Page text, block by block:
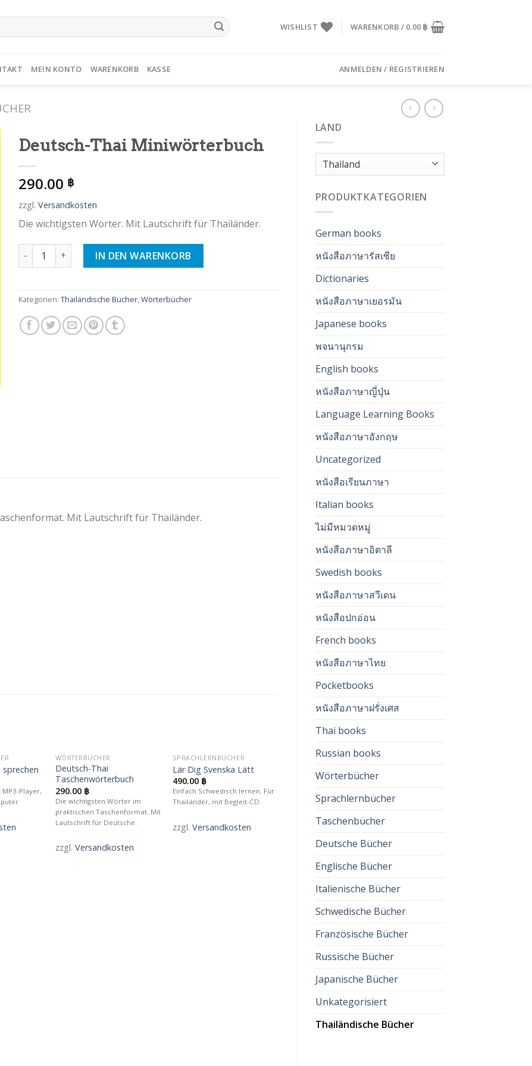
WISHLIST WARENKORB / 0.00 ฿
MEIN KONTO WARENKORB KASSE ANMELDEN / REGISTRIEREN
LAND
PRODUKTKATEGORIEN
German books
หนังสือภาษารัสเซีย
Dictionaries
หนังสือภาษาเยอรมัน
Japanese books
พจนานุกรม
English books
หนังสือภาษาญี่ปุ่น
Language Learning Books
หนังสือภาษาอังกฤษ
Uncategorized
หนังสือเรียนภาษา
Italian books
ไม่มีหมวดหมู่
หนังสือภาษาอิตาลี
Swedish books
หนังสือภาษาสวีเดน
หนังสือปกอ่อน
French books
หนังสือภาษาไทย
Pocketbooks
หนังสือภาษาฝรั่งเศส
Thai books
Russian books
Wörterbücher
Sprachlernbücher
Taschenbücher
Deutsche Bücher
Englische Bücher
Italienische Bücher
Schwedische Bücher
Französische Bücher
Russische Bücher
Japanische Bücher
Unkategorisiert
Thailändische Bücher
Deutsch-Thai Miniwörterbuch
290.00 ฿
zzgl. Versandkosten
Die wichtigsten Wörter. Mit Lautschrift für Thailänder.
Deutsch-Thai Miniwörterbuch Menge
IN DEN WARENKORB
Kategorien: Thailändische Bücher,Wörterbücher
Mit Lautschrift für Thailänder.
Auf die
sprechen
Player,
Wunschliste
WÖRTERBÜCHER
Deutsch-Thai
Taschenwörterbuch
290.00 ฿
Die wichtigsten Wörter im
praktischen Taschenformat. Mit
Lautschrift für Deutsche.
zzgl. Versandkosten
Auf die
Wunschliste
SPRACHLERNBÜCHER
Lär Dig Svenska Lätt
490.00 ฿
Einfach Schwedisch lernen. Für
Thailänder, mit Begleit-CD.
zzgl.Versandkosten
Wunschliste
SPRACHLERNBÜCHER
Einfach Deutsch Lernen
490.00฿
Sprache erlernen möchten.
Versandkosten